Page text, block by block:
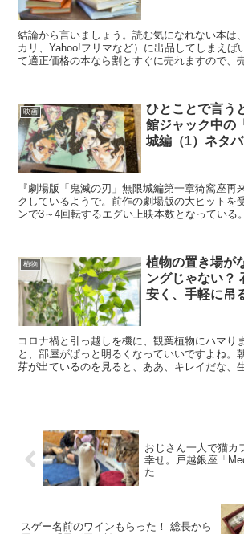
結論から言いましょう。読む気になれない本は
カリ、Yahoo!フリマなど）に出品してしまえば
て適正価格の本なら割とすぐに売れますので、
映画
ひとことで言う
館ジャック中の
城編（1）ネタ
『劇場版「鬼滅の刃」無限城編第一章猗窩座再
クしているようで。前作の劇場版の大ヒットを
ンで3～4回転するエグい上映本数となっている
植物
植物の置き場が
ングじゃない？
安く、手軽に吊
コロナ禍と引っ越しを機に、観葉植物にハマり
と、部屋がぱっと明るくなっていいですよね。
芽が出ているのを見ると、ああ、キレイだな、
おじさん一人で猫
幸せ。戸越銀座「
た
スゲー名前のワインもらった！ 総長から